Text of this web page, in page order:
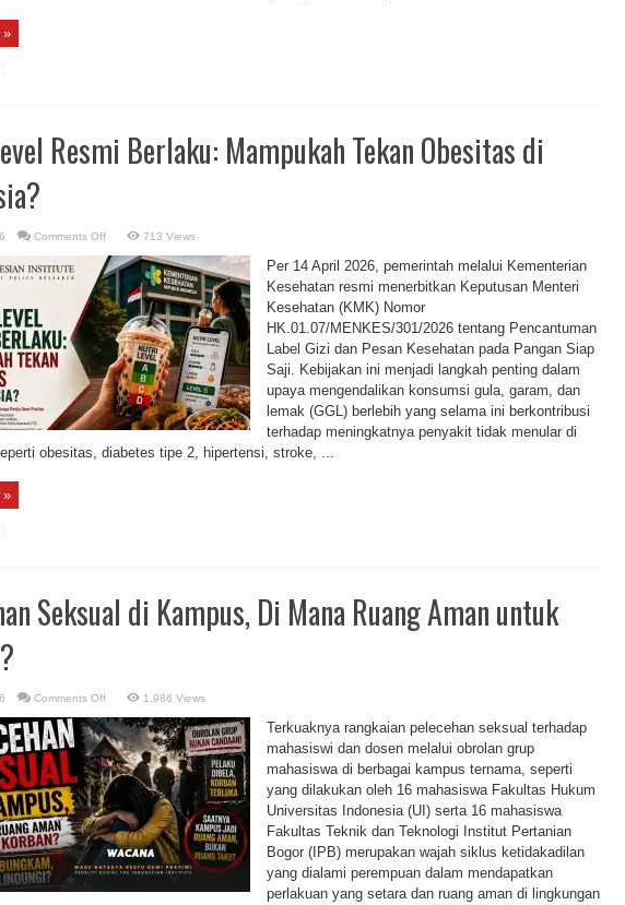
»
Resmi Berlaku: Mampukah Tekan Obesitas di
Comments Offon
Level
Resmi
Berlaku:
Mampukah
Tekan
Obesitas
di
Indonesia?
713 Views
Per 14 April 2026, pemerintah melalui Kementerian
Kesehatan resmi menerbitkan Keputusan Menteri
Kesehatan (KMK) Nomor
HK.01.07/MENKES/301/2026 tentang Pencantuman
Label Gizi dan Pesan Kesehatan pada Pangan Siap
Saji. Kebijakan ini menjadi langkah penting dalam
upaya mengendalikan konsumsi gula, garam, dan
lemak (GGL) berlebih yang selama ini berkontribusi
terhadap meningkatnya penyakit tidak menular di
obesitas, diabetes tipe 2, hipertensi, stroke, ...
»
Seksual di Kampus, Di Mana Ruang Aman untuk
Comments Offon
Seksual
di
Kampus,
Di
Mana
Ruang
Aman
untuk
Korban?
1,986 Views
Terkuaknya rangkaian pelecehan seksual terhadap
mahasiswi dan dosen melalui obrolan grup
mahasiswa di berbagai kampus ternama, seperti
yang dilakukan oleh 16 mahasiswa Fakultas Hukum
Universitas Indonesia (UI) serta 16 mahasiswa
Fakultas Teknik dan Teknologi Institut Pertanian
Bogor (IPB) merupakan wajah siklus ketidakadilan
yang dialami perempuan dalam mendapatkan
perlakuan yang setara dan ruang aman di lingkungan